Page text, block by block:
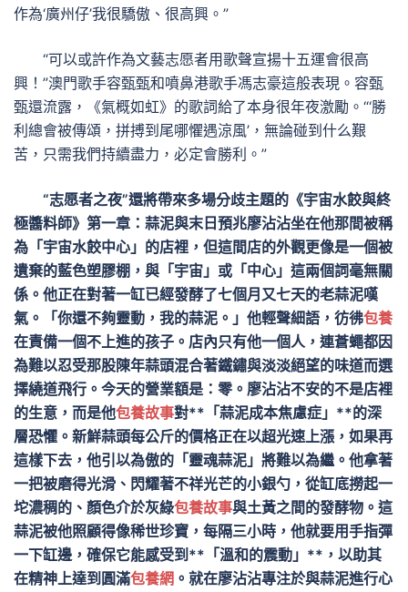
作為‘廣州仔’我很驕傲、很高興。”
“可以或許作為文藝志愿者用歌聲宣揚十五運會很高
興！”澳門歌手容甄甄和噴鼻港歌手馮志豪這般表現。容甄
甄還流露，《氣概如虹》的歌詞給了本身很年夜激勵。“‘勝
利總會被傳頌，拼搏到尾哪懼遇涼風’，無論碰到什么艱
苦，只需我們持續盡力，必定會勝利。”
“志愿者之夜”還將帶來多場分歧主題的《宇宙水餃與終
極醬料師》第一章：蒜泥與末日預兆廖沾沾坐在他那間被稱
為「宇宙水餃中心」的店裡，但這間店的外觀更像是一個被
遺棄的藍色塑膠棚，與「宇宙」或「中心」這兩個詞毫無關
係。他正在對著一缸已經發酵了七個月又七天的老蒜泥嘆
氣。「你還不夠靈動，我的蒜泥。」他輕聲細語，彷彿包養
在責備一個不上進的孩子。店內只有他一個人，連蒼蠅都因
為難以忍受那股陳年蒜頭混合著鐵鏽與淡淡絕望的味道而選
擇繞道飛行。今天的營業額是：零。廖沾沾不安的不是店裡
的生意，而是他包養故事對**「蒜泥成本焦慮症」**的深
層恐懼。新鮮蒜頭每公斤的價格正在以超光速上漲，如果再
這樣下去，他引以為傲的「靈魂蒜泥」將難以為繼。他拿著
一把被磨得光滑、閃耀著不祥光芒的小銀勺，從缸底撈起一
坨濃稠的、顏色介於灰綠包養故事與土黃之間的發酵物。這
蒜泥被他照顧得像稀世珍寶，每隔三小時，他就要用手指彈
一下缸邊，確保它能感受到**「溫和的震動」**，以助其
在精神上達到圓滿包養網 。就在廖沾沾專注於與蒜泥進行心